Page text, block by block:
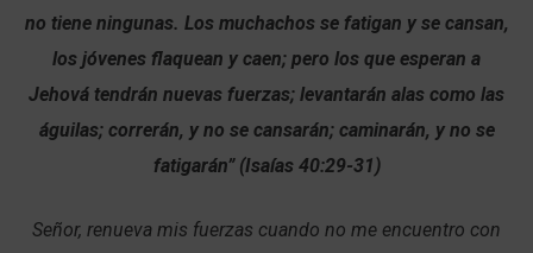
no tiene ningunas. Los muchachos se fatigan y se cansan,
los jóvenes flaquean y caen; pero los que esperan a
Jehová tendrán nuevas fuerzas; levantarán alas como las
águilas; correrán, y no se cansarán; caminarán, y no se
fatigarán” (Isaías 40:29-31)
Señor, renueva mis fuerzas cuando no me encuentro con